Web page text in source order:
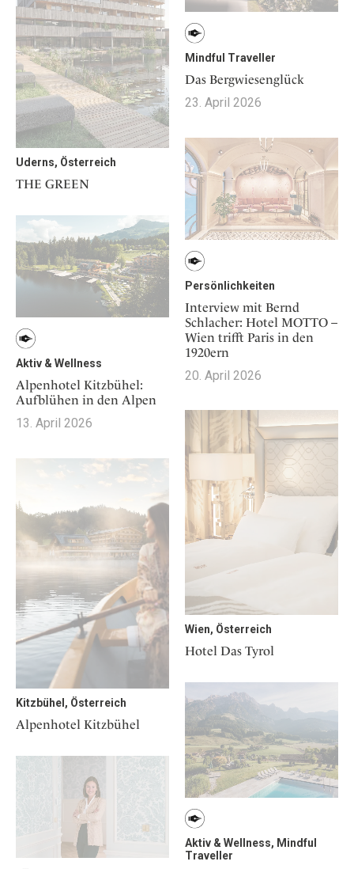
Mindful Traveller
Das Bergwiesenglück
23. April 2026
Uderns, Österreich
THE GREEN
Persönlichkeiten
Interview mit Bernd
Schlacher: Hotel MOTTO –
Wien trifft Paris in den
1920ern
20. April 2026
Aktiv & Wellness
Alpenhotel Kitzbühel:
Aufblühen in den Alpen
13. April 2026
Wien, Österreich
Hotel Das Tyrol
Kitzbühel, Österreich
Alpenhotel Kitzbühel
Aktiv & Wellness, Mindful
Traveller